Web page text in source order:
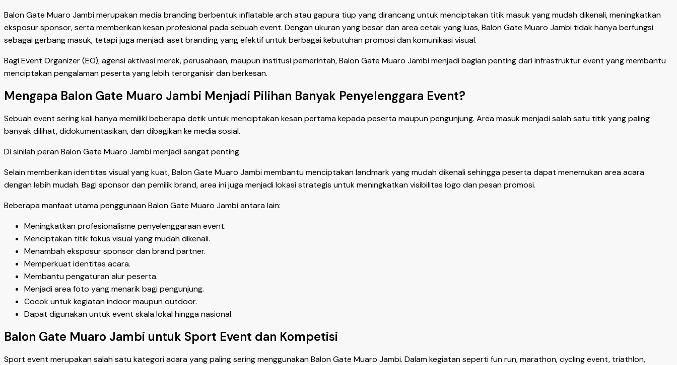
Balon Gate Muaro Jambi merupakan media branding berbentuk inflatable arch atau gapura tiup yang dirancang untuk menciptakan titik masuk yang mudah dikenali, meningkatkan
eksposur sponsor, serta memberikan kesan profesional pada sebuah event. Dengan ukuran yang besar dan area cetak yang luas, Balon Gate Muaro Jambi tidak hanya berfungsi
sebagai gerbang masuk, tetapi juga menjadi aset branding yang efektif untuk berbagai kebutuhan promosi dan komunikasi visual.
Bagi Event Organizer (EO), agensi aktivasi merek, perusahaan, maupun institusi pemerintah, Balon Gate Muaro Jambi menjadi bagian penting dari infrastruktur event yang membantu
menciptakan pengalaman peserta yang lebih terorganisir dan berkesan.
Mengapa Balon Gate Muaro Jambi Menjadi Pilihan Banyak Penyelenggara Event?
Sebuah event sering kali hanya memiliki beberapa detik untuk menciptakan kesan pertama kepada peserta maupun pengunjung. Area masuk menjadi salah satu titik yang paling
banyak dilihat, didokumentasikan, dan dibagikan ke media sosial.
Di sinilah peran Balon Gate Muaro Jambi menjadi sangat penting.
Selain memberikan identitas visual yang kuat, Balon Gate Muaro Jambi membantu menciptakan landmark yang mudah dikenali sehingga peserta dapat menemukan area acara
dengan lebih mudah. Bagi sponsor dan pemilik brand, area ini juga menjadi lokasi strategis untuk meningkatkan visibilitas logo dan pesan promosi.
Beberapa manfaat utama penggunaan Balon Gate Muaro Jambi antara lain:
Meningkatkan profesionalisme penyelenggaraan event.
Menciptakan titik fokus visual yang mudah dikenali.
Menambah eksposur sponsor dan brand partner.
Memperkuat identitas acara.
Membantu pengaturan alur peserta.
Menjadi area foto yang menarik bagi pengunjung.
Cocok untuk kegiatan indoor maupun outdoor.
Dapat digunakan untuk event skala lokal hingga nasional.
Balon Gate Muaro Jambi untuk Sport Event dan Kompetisi
Sport event merupakan salah satu kategori acara yang paling sering menggunakan Balon Gate Muaro Jambi. Dalam kegiatan seperti fun run, marathon, cycling event, triathlon,